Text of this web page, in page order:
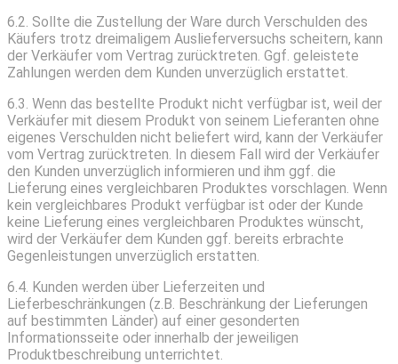
6.2. Sollte die Zustellung der Ware durch Verschulden des
Käufers trotz dreimaligem Auslieferversuchs scheitern, kann
der Verkäufer vom Vertrag zurücktreten. Ggf. geleistete
Zahlungen werden dem Kunden unverzüglich erstattet.
6.3. Wenn das bestellte Produkt nicht verfügbar ist, weil der
Verkäufer mit diesem Produkt von seinem Lieferanten ohne
eigenes Verschulden nicht beliefert wird, kann der Verkäufer
vom Vertrag zurücktreten. In diesem Fall wird der Verkäufer
den Kunden unverzüglich informieren und ihm ggf. die
Lieferung eines vergleichbaren Produktes vorschlagen. Wenn
kein vergleichbares Produkt verfügbar ist oder der Kunde
keine Lieferung eines vergleichbaren Produktes wünscht,
wird der Verkäufer dem Kunden ggf. bereits erbrachte
Gegenleistungen unverzüglich erstatten.
6.4. Kunden werden über Lieferzeiten und
Lieferbeschränkungen (z.B. Beschränkung der Lieferungen
auf bestimmten Länder) auf einer gesonderten
Informationsseite oder innerhalb der jeweiligen
Produktbeschreibung unterrichtet.